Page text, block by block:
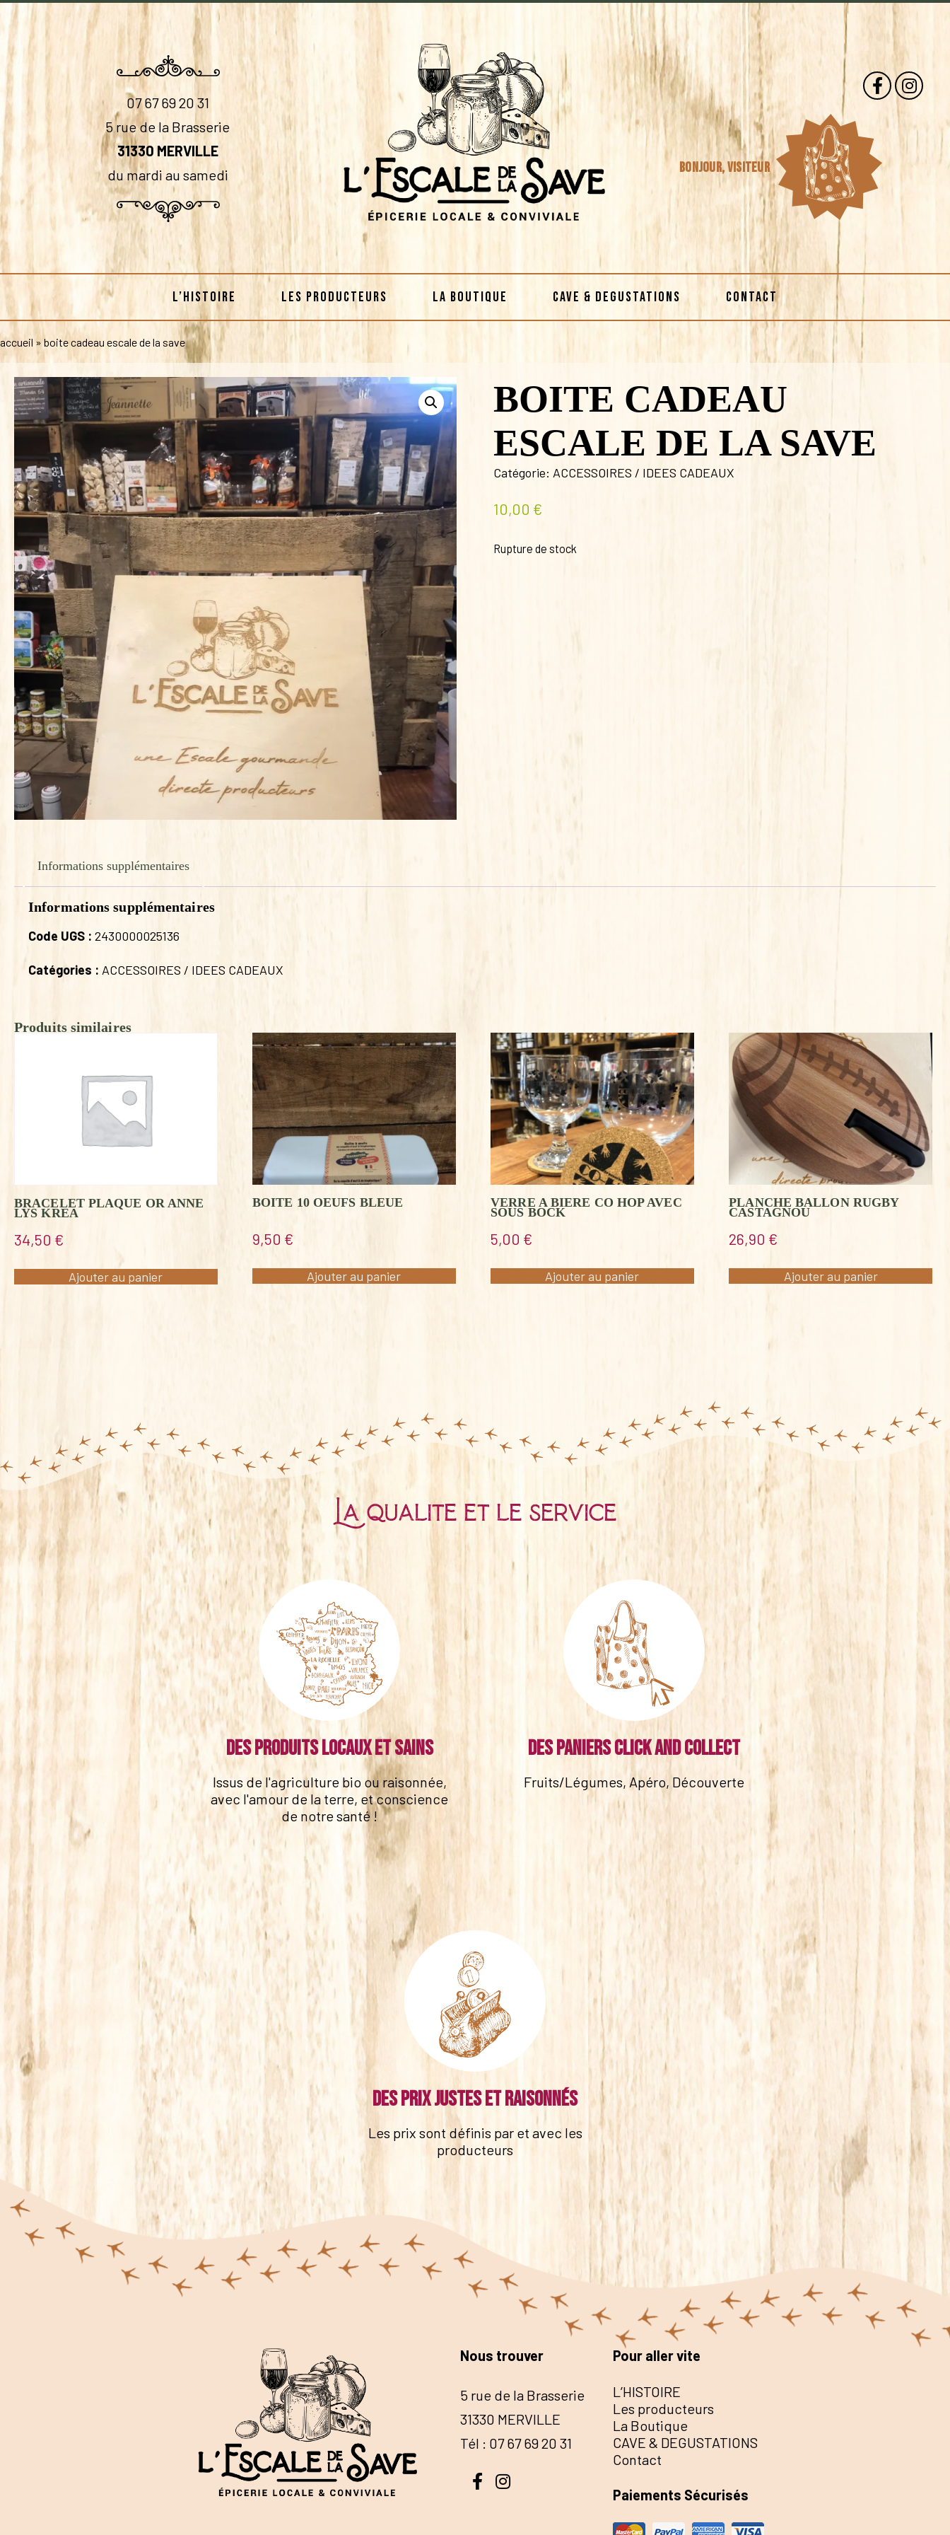
07 67 69 20 31
5 rue de la Brasserie
31330 MERVILLE
du mardi au samedi
Bonjour,visiteur
L’HISTOIRE LES PRODUCTEURS LA BOUTIQUE CAVE & DEGUSTATIONS CONTACT
accueil »boite cadeau escale de la save
BOITE CADEAU
ESCALE DE LA SAVE
Catégorie: ACCESSOIRES / IDEES CADEAUX
10,00 €
Rupture de stock
Informations supplémentaires
Informations supplémentaires
Code UGS : 2430000025136
Catégories : ACCESSOIRES / IDEES CADEAUX
Produits similaires
BRACELET PLAQUE OR ANNE
LYS KREA
34,50 €
Ajouter au panier
BOITE 10 OEUFS BLEUE
9,50 €
Ajouter au panier
VERRE A BIERE CO HOP AVEC
SOUS BOCK
5,00 €
Ajouter au panier
PLANCHE BALLON RUGBY
CASTAGNOU
26,90 €
Ajouter au panier
La qualité et le service
Des produits locaux et sains
Issus de l'agriculture bio ou raisonnée,
avec l'amour de la terre, et conscience
de notre santé !
Des paniers click and collect
Fruits/Légumes, Apéro, Découverte
Des prix justes et raisonnés
Les prix sont définis par et avec les
producteurs
Nous trouver
5 rue de la Brasserie
31330 MERVILLE
Tél : 07 67 69 20 31
Pour aller vite
L’HISTOIRE
Les producteurs
La Boutique
CAVE & DEGUSTATIONS
Contact
Paiements Sécurisés